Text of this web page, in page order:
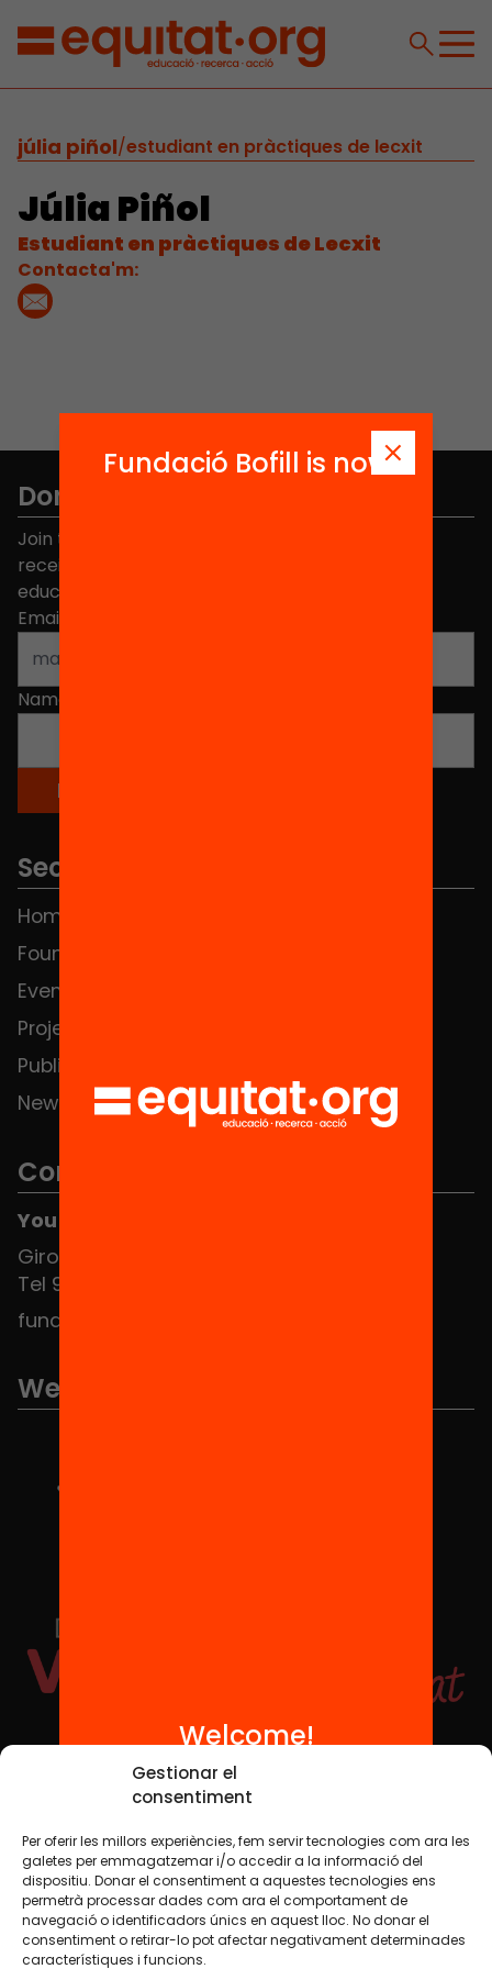
Gestionar el
consentiment
Per oferir les millors experiències, fem servir tecnologies com ara les
galetes per emmagatzemar i/o accedir a la informació del
dispositiu. Donar el consentiment a aquestes tecnologies ens
permetrà processar dades com ara el comportament de
navegació o identificadors únics en aquest lloc. No donar el
consentiment o retirar-lo pot afectar negativament determinades
característiques i funcions.
júlia piñol/estudiant en pràctiques de lecxit
Júlia Piñol
Estudiant en pràctiques de Lecxit
Contacta'm:
Don't miss anything.
Join the more than 40,000 people who already
receive news about initiatives and projects for
educational change in Catalonia.
Email address
Name
Sections
Home
Foundation
Events
Projects
Publications and videos
News
Contact
You can find us at the Social HUB
Girona 34, interior 08010 Barcelona
Tel 934 588 700
fundacio@equitat.org
We are part of...
Social Media
TW YTB IG FB IN
Legal NoticeCookie Policy
Fundació Bofill is now
Welcome!